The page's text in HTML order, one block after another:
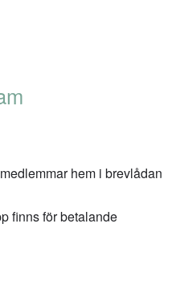
hem i brevlådan
finns för betalande